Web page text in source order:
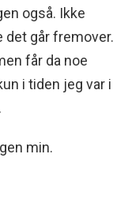
også. Ikke
det går fremover.
får da noe
i tiden jeg var i
min.